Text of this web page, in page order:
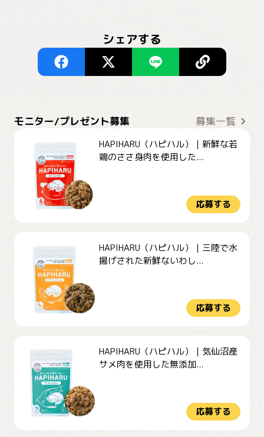
シェアする
モニター/プレゼント募集 募集一覧
HAPIHARU（ハピハル）｜新鮮な若
鶏のささ身肉を使用した...
応募する
HAPIHARU（ハピハル）｜三陸で水
揚げされた新鮮ないわし...
応募する
HAPIHARU（ハピハル）｜気仙沼産
サメ肉を使用した無添加...
応募する